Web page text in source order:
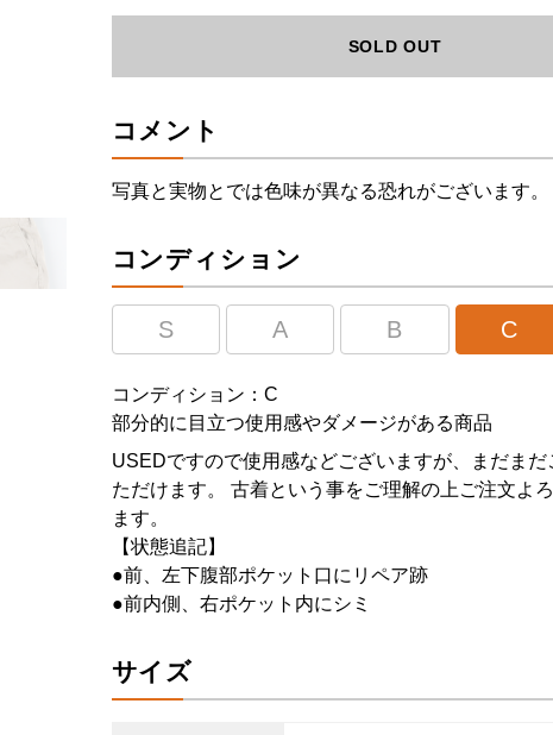
SOLD OUT
コメント
写真と実物とでは色味が異なる恐れがございます。
コンディション
S A B C
コンディション：C
部分的に目立つ使用感やダメージがある商品
USEDですので使用感などございますが、まだまだ
ただけます。 古着という事をご理解の上ご注文よ
ます。
【状態追記】
●前、左下腹部ポケット口にリペア跡
●前内側、右ポケット内にシミ
サイズ